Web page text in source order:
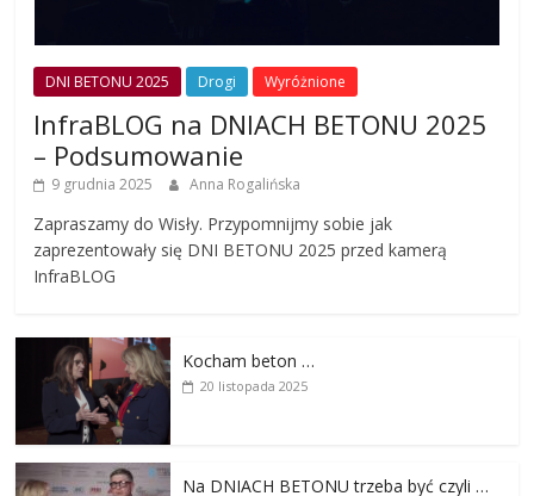
DNI BETONU 2025 Drogi Wyróżnione
InfraBLOG na DNIACH BETONU 2025
– Podsumowanie
9 grudnia 2025 Anna Rogalińska
Zapraszamy do Wisły. Przypomnijmy sobie jak
zaprezentowały się DNI BETONU 2025 przed kamerą
InfraBLOG
Kocham beton …
20 listopada 2025
Na DNIACH BETONU trzeba być czyli …